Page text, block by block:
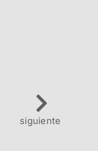
siguiente